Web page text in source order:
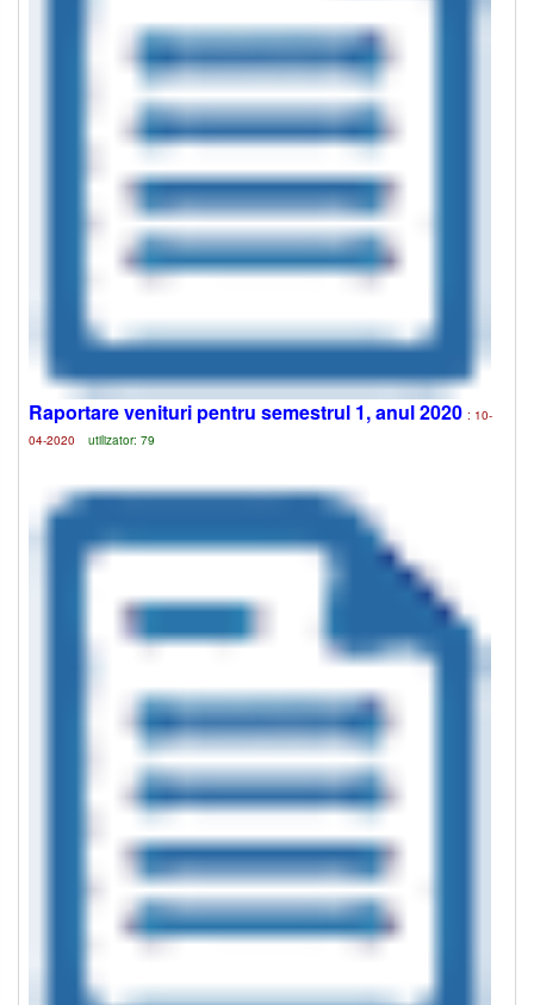
Raportare venituri pentru semestrul 1, anul 2020 : 10-
04-2020
utilizator: 79